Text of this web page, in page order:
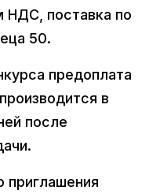
НДС, поставка по
50.
предоплата
в
после
приглашения